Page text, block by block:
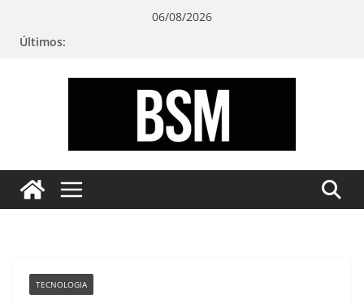
06/08/2026
Últimos:
sua
Mente
TECNOLOGIA